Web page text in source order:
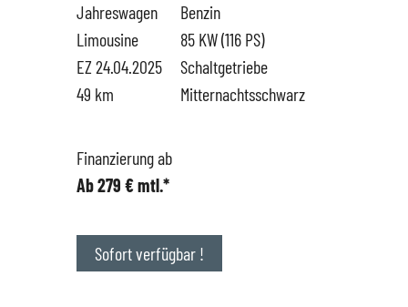
Hüttigweiler
SEAT
CUPRA
VW Nutzfahrzeugservice
SKODA Service
Gewerbekunden
Probefahrt
Unternehmen
Wir kaufen Dein Auto
Jahreswagen
Limousine
EZ 24.04.2025
49 km
Benzin
85 KW (116 PS)
Schaltgetriebe
Mitternachtsschwarz
Finanzierung ab
Ab 279 € mtl.*
Sofort verfügbar !